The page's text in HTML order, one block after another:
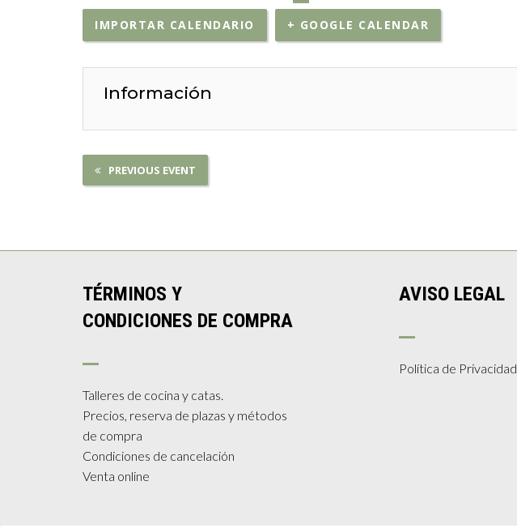
IMPORTAR CALENDARIO + GOOGLE CALENDAR
Información
PREVIOUS EVENT
TÉRMINOS Y
CONDICIONES DE COMPRA
Talleres de cocina y catas.
Precios, reserva de plazas y métodos
de compra
Condiciones de cancelación
Venta online
AVISO LEGAL
Política de Privacidad